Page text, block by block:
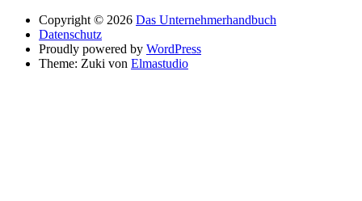
Copyright © 2026 Das Unternehmerhandbuch
Datenschutz
Proudly powered by WordPress
Theme: Zuki von Elmastudio